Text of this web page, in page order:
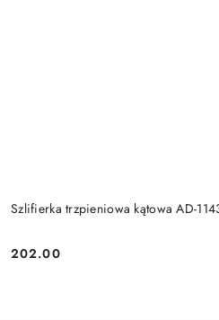
Szlifierka trzpieniowa kątowa AD-
Cena:
202.00